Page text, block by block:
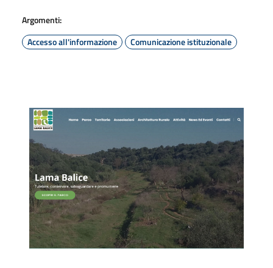
Argomenti:
Accesso all'informazione
Comunicazione istituzionale